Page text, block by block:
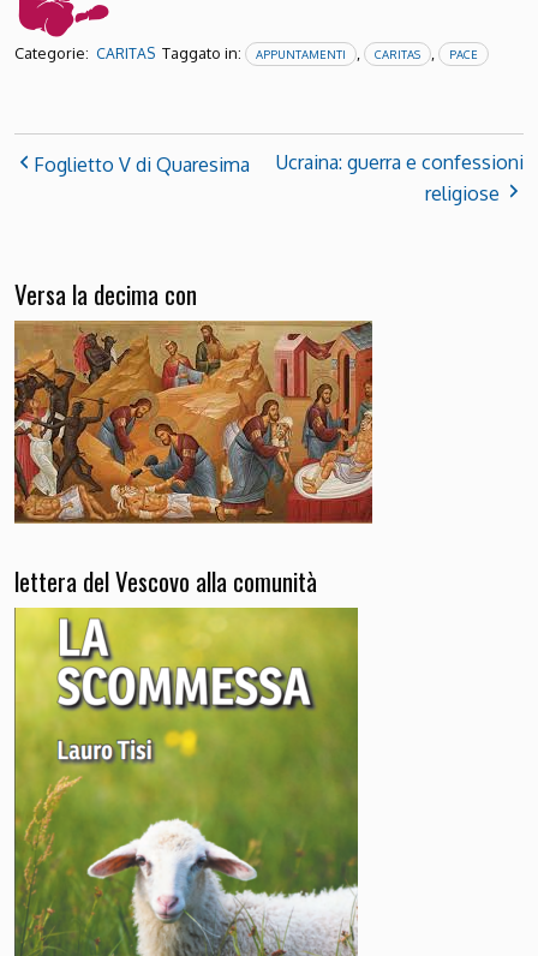
Categorie: CARITAS Taggato in: APPUNTAMENTI CARITAS PACE
Foglietto V di Quaresima
Ucraina: guerra e confessioni
religiose
Versa la decima con
lettera del Vescovo alla comunità